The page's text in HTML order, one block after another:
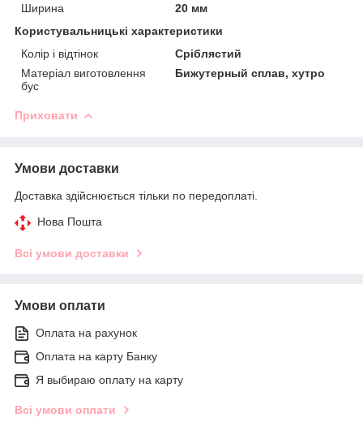
Ширина
20 мм
Користувальницькі характеристики
Колір і відтінок
Сріблястий
Матеріал виготовлення
бус
Бижутерный сплав, хутро
Приховати
Умови доставки
Доставка здійснюється тільки по передоплаті.
Нова Пошта
Всі умови доставки
Умови оплати
Оплата на рахунок
Оплата на карту Банку
Я выбираю оплату на карту
Всі умови оплати